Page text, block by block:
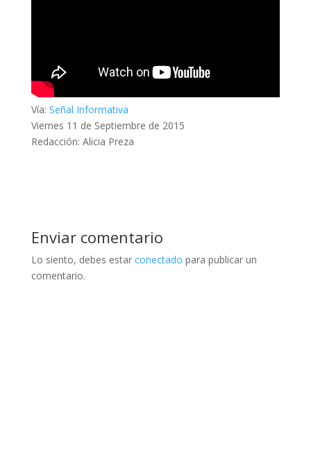
Vía: Señal Informativa
Viernes 11 de Septiembre de 2015
Redacción: Alicia Preza
Enviar comentario
Lo siento, debes estar conectado para publicar un
comentario.